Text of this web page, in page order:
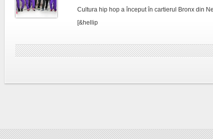
Cultura hip hop a început în cartierul Bronx din
[&hellip